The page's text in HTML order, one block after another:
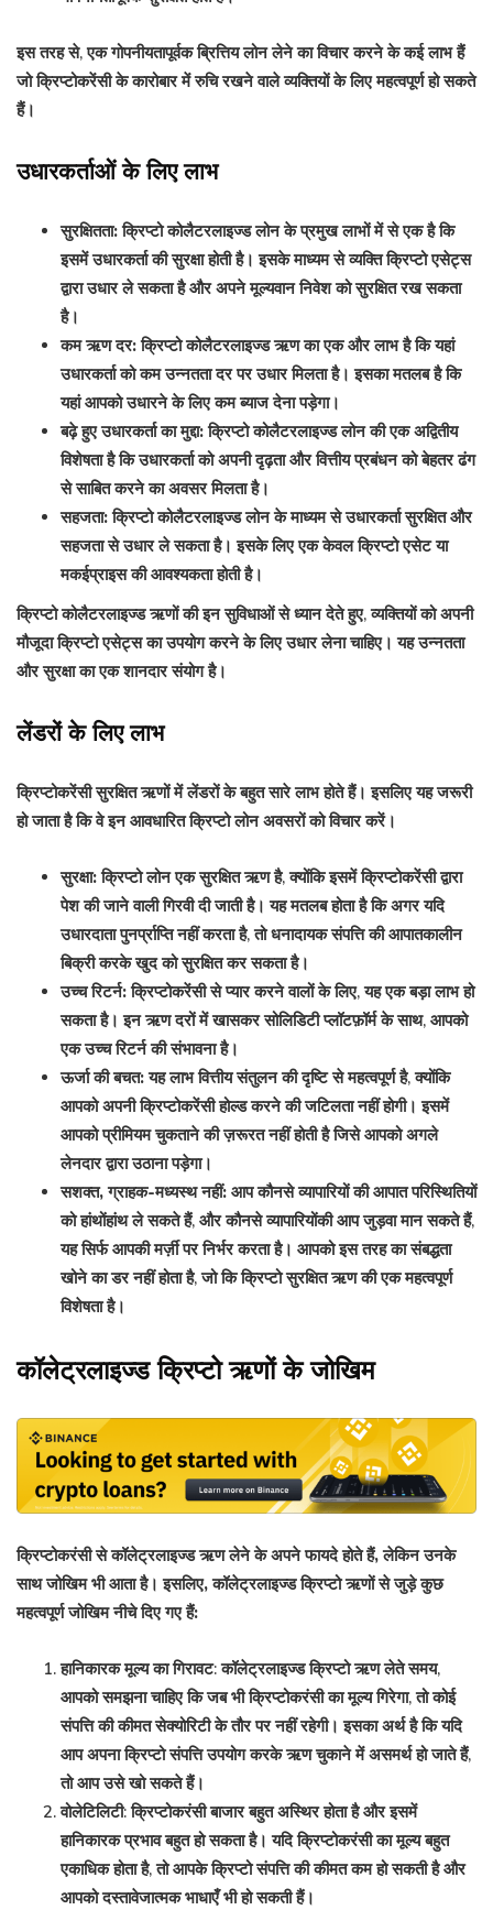
इस तरह से, एक गोपनीयतापूर्वक ब्रित्तिय लोन लेने का विचार करने के कई लाभ हैं
जो क्रिप्टोकरेंसी के कारोबार में रुचि रखने वाले व्यक्तियों के लिए महत्वपूर्ण हो सकते
हैं।
उधारकर्ताओं के लिए लाभ
सुरक्षितता:क्रिप्टो कोलैटरलाइज्ड लोन के प्रमुख लाभों में से एक है कि
इसमें उधारकर्ता की सुरक्षा होती है। इसके माध्यम से व्यक्ति क्रिप्टो एसेट्स
द्वारा उधार ले सकता है और अपने मूल्यवान निवेश को सुरक्षित रख सकता
है।
कम ऋण दर:क्रिप्टो कोलैटरलाइज्ड ऋण का एक और लाभ है कि यहां
उधारकर्ता को कम उन्नतता दर पर उधार मिलता है। इसका मतलब है कि
यहां आपको उधारने के लिए कम ब्याज देना पड़ेगा।
बढ़े हुए उधारकर्ता का मुद्दा:क्रिप्टो कोलैटरलाइज्ड लोन की एक अद्वितीय
विशेषता है कि उधारकर्ता को अपनी दृढ़ता और वित्तीय प्रबंधन को बेहतर ढंग
से साबित करने का अवसर मिलता है।
सहजता:क्रिप्टो कोलैटरलाइज्ड लोन के माध्यम से उधारकर्ता सुरक्षित और
सहजता से उधार ले सकता है। इसके लिए एक केवल क्रिप्टो एसेट या
मकईप्राइस की आवश्यकता होती है।
क्रिप्टो कोलैटरलाइज्ड ऋणों की इन सुविधाओं से ध्यान देते हुए, व्यक्तियों को अपनी
मौजूदा क्रिप्टो एसेट्स का उपयोग करने के लिए उधार लेना चाहिए। यह उन्नतता
और सुरक्षा का एक शानदार संयोग है।
लेंडरों के लिए लाभ
क्रिप्टोकरेंसी सुरक्षित ऋणों में लेंडरों के बहुत सारे लाभ होते हैं। इसलिए यह जरूरी
हो जाता है कि वे इन आवधारित क्रिप्टो लोन अवसरों को विचार करें।
सुरक्षा:क्रिप्टो लोन एक सुरक्षित ऋण है, क्योंकि इसमें क्रिप्टोकरेंसी द्वारा
पेश की जाने वाली गिरवी दी जाती है। यह मतलब होता है कि अगर यदि
उधारदाता पुनर्प्राप्ति नहीं करता है, तो धनादायक संपत्ति की आपातकालीन
बिक्री करके खुद को सुरक्षित कर सकता है।
उच्च रिटर्न:क्रिप्टोकरेंसी से प्यार करने वालों के लिए, यह एक बड़ा लाभ हो
सकता है। इन ऋण दरों में खासकर सोलिडिटी प्लॉटफ़ॉर्म के साथ, आपको
एक उच्च रिटर्न की संभावना है।
ऊर्जा की बचत:यह लाभ वित्तीय संतुलन की दृष्टि से महत्वपूर्ण है, क्योंकि
आपको अपनी क्रिप्टोकरेंसी होल्ड करने की जटिलता नहीं होगी। इसमें
आपको प्रीमियम चुकताने की ज़रूरत नहीं होती है जिसे आपको अगले
लेनदार द्वारा उठाना पड़ेगा।
सशक्त, ग्राहक-मध्यस्थ नहीं: आप कौनसे व्यापारियों की आपात परिस्थितियों
को हांथोंहांथ ले सकते हैं, और कौनसे व्यापारियोंकी आप जुड़वा मान सकते हैं,
यह सिर्फ आपकी मर्ज़ी पर निर्भर करता है। आपको इस तरह का संबद्धता
खोने का डर नहीं होता है, जो कि क्रिप्टो सुरक्षित ऋण की एक महत्वपूर्ण
विशेषता है।
कॉलेट्रलाइज्ड क्रिप्टो ऋणों के जोखिम
क्रिप्टोकरंसी से कॉलेट्रलाइज्ड ऋण लेने के अपने फायदे होते हैं, लेकिन उनके
साथ जोखिम भी आता है। इसलिए, कॉलेट्रलाइज्ड क्रिप्टो ऋणों से जुड़े कुछ
महत्वपूर्ण जोखिम नीचे दिए गए हैं:
हानिकारक मूल्य का गिरावट: कॉलेट्रलाइज्ड क्रिप्टो ऋण लेते समय,
आपको समझना चाहिए कि जब भी क्रिप्टोकरंसी का मूल्य गिरेगा, तो कोई
संपत्ति की कीमत सेक्योरिटी के तौर पर नहीं रहेगी। इसका अर्थ है कि यदि
आप अपना क्रिप्टो संपत्ति उपयोग करके ऋण चुकाने में असमर्थ हो जाते हैं,
तो आप उसे खो सकते हैं।
वोलेटिलिटी: क्रिप्टोकरंसी बाजार बहुत अस्थिर होता है और इसमें
हानिकारक प्रभाव बहुत हो सकता है। यदि क्रिप्टोकरंसी का मूल्य बहुत
एकाधिक होता है, तो आपके क्रिप्टो संपत्ति की कीमत कम हो सकती है और
आपको दस्तावेजात्मक भाधाएँ भी हो सकती हैं।